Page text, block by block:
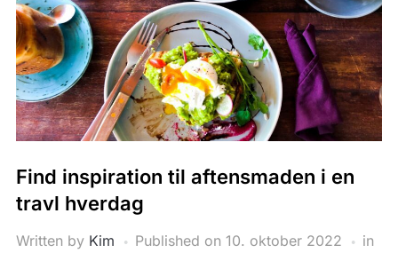
Find inspiration til aftensmaden i en
travl hverdag
Written by Kim Published on 10. oktober 2022
in